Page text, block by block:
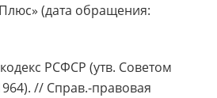
(дата обращения:
РСФСР (утв. Советом
// Справ.-правовая